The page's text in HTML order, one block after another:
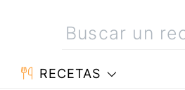
RECETAS